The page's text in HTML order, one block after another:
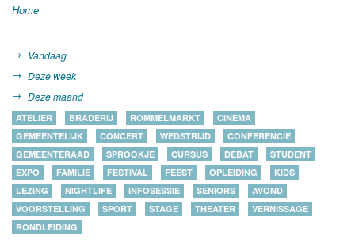
Home
Vandaag
Deze week
Deze maand
ATELIER BRADERIJ ROMMELMARKT
CINEMA
GEMEENTELIJK
CONCERT WEDSTRIJD
CONFERENCIE
GEMEENTERAAD
SPROOKJE CURSUS DEBAT
STUDENT
EXPO
FAMILIE FESTIVAL FEEST OPLEIDING
KIDS
LEZING
NIGHTLIFE INFOSESSIE SENIORS
AVOND
VOORSTELLING
SPORT STAGE THEATER
VERNISSAGE
RONDLEIDING